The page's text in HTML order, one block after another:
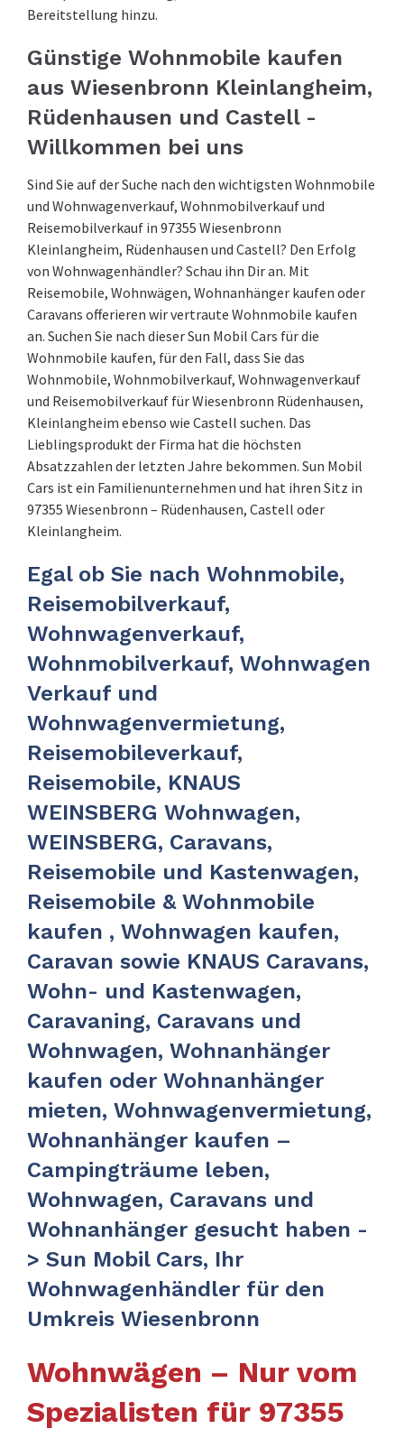
Bereitstellung hinzu.
Günstige Wohnmobile kaufen
aus Wiesenbronn Kleinlangheim,
Rüdenhausen und Castell -
Willkommen bei uns
Sind Sie auf der Suche nach den wichtigsten Wohnmobile
und Wohnwagenverkauf, Wohnmobilverkauf und
Reisemobilverkauf in 97355 Wiesenbronn
Kleinlangheim, Rüdenhausen und Castell? Den Erfolg
von Wohnwagenhändler? Schau ihn Dir an. Mit
Reisemobile, Wohnwägen, Wohnanhänger kaufen oder
Caravans offerieren wir vertraute Wohnmobile kaufen
an. Suchen Sie nach dieser Sun Mobil Cars für die
Wohnmobile kaufen, für den Fall, dass Sie das
Wohnmobile, Wohnmobilverkauf, Wohnwagenverkauf
und Reisemobilverkauf für Wiesenbronn Rüdenhausen,
Kleinlangheim ebenso wie Castell suchen. Das
Lieblingsprodukt der Firma hat die höchsten
Absatzzahlen der letzten Jahre bekommen. Sun Mobil
Cars ist ein Familienunternehmen und hat ihren Sitz in
97355 Wiesenbronn – Rüdenhausen, Castell oder
Kleinlangheim.
Egal ob Sie nach Wohnmobile,
Reisemobilverkauf,
Wohnwagenverkauf,
Wohnmobilverkauf, Wohnwagen
Verkauf und
Wohnwagenvermietung,
Reisemobileverkauf,
Reisemobile, KNAUS
WEINSBERG Wohnwagen,
WEINSBERG, Caravans,
Reisemobile und Kastenwagen,
Reisemobile & Wohnmobile
kaufen , Wohnwagen kaufen,
Caravan sowie KNAUS Caravans,
Wohn- und Kastenwagen,
Caravaning, Caravans und
Wohnwagen, Wohnanhänger
kaufen oder Wohnanhänger
mieten, Wohnwagenvermietung,
Wohnanhänger kaufen –
Campingträume leben,
Wohnwagen, Caravans und
Wohnanhänger gesucht haben -
> Sun Mobil Cars, Ihr
Wohnwagenhändler für den
Umkreis Wiesenbronn
Wohnwägen – Nur vom
Spezialisten für 97355